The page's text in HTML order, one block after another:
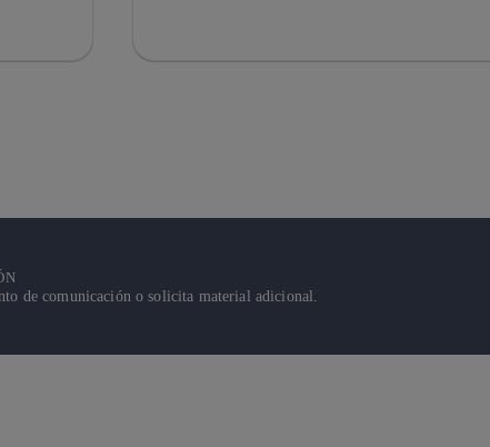
de comunicación o solicita material adicional.